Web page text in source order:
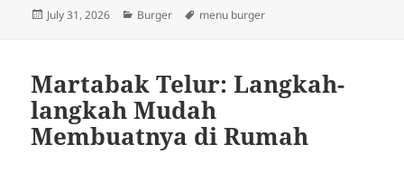
Posted
July 31, 2026 Categories
Burger Tags
menu burger
Martabak Telur: Langkah-
langkah Mudah
Membuatnya di Rumah